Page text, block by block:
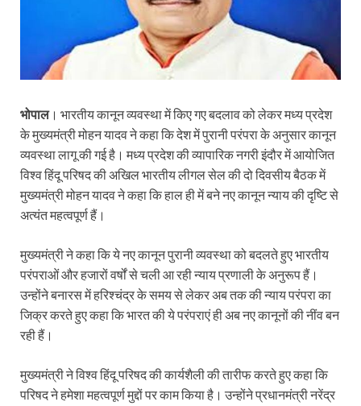
भोपाल। भारतीय कानून व्यवस्था में किए गए बदलाव को लेकर मध्य प्रदेश
के मुख्यमंत्री मोहन यादव ने कहा कि देश में पुरानी परंपरा के अनुसार कानून
व्यवस्था लागू की गई है। मध्य प्रदेश की व्यापारिक नगरी इंदौर में आयोजित
विश्व हिंदू परिषद की अखिल भारतीय लीगल सेल की दो दिवसीय बैठक में
मुख्यमंत्री मोहन यादव ने कहा कि हाल ही में बने नए कानून न्याय की दृष्टि से
अत्यंत महत्वपूर्ण हैं।
मुख्यमंत्री ने कहा कि ये नए कानून पुरानी व्यवस्था को बदलते हुए भारतीय
परंपराओं और हजारों वर्षों से चली आ रही न्याय प्रणाली के अनुरूप हैं।
उन्होंने बनारस में हरिश्चंद्र के समय से लेकर अब तक की न्याय परंपरा का
जिक्र करते हुए कहा कि भारत की ये परंपराएं ही अब नए कानूनों की नींव बन
रही हैं।
मुख्यमंत्री ने विश्व हिंदू परिषद की कार्यशैली की तारीफ करते हुए कहा कि
परिषद ने हमेशा महत्वपूर्ण मुद्दों पर काम किया है। उन्होंने प्रधानमंत्री नरेंद्र